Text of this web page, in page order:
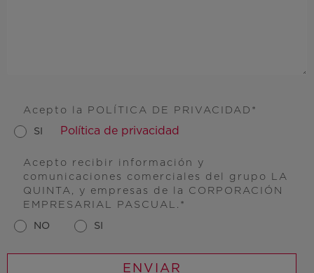
Acepto la POLÍTICA DE PRIVACIDAD
SI
Política de privacidad
Acepto recibir información y
comunicaciones comerciales del grupo LA
QUINTA, y empresas de la CORPORACIÓN
EMPRESARIAL PASCUAL.
NO
SI